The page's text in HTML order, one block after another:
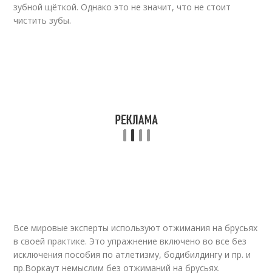
зубной щёткой. Однако это не значит, что не стоит
чистить зубы.
Все мировые эксперты используют отжимания на брусьях
в своей практике. Это упражнение включено во все без
исключения пособия по атлетизму, бодибилдингу и пр. и
пр.Воркаут немыслим без отжиманий на брусьях.